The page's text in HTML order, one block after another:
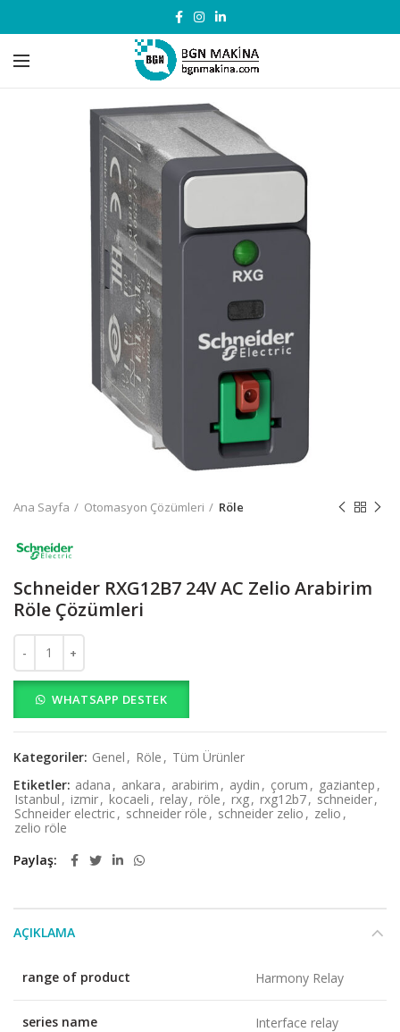
Ana Sayfa Otomasyon Çözümleri Röle
Schneider RXG12B7 24V AC Zelio Arabirim
Röle Çözümleri
Schneider RXG12B7 24V AC Zelio Arabirim Röle Çözümleri adet
WHATSAPP DESTEK
Kategoriler: Genel , Röle , Tüm Ürünler
Etiketler: adana , ankara , arabirim , aydin , çorum , gaziantep ,
Istanbul , izmir, kocaeli , relay, röle , rxg, rxg12b7, schneider,
Schneider electric, schneider röle , schneider zelio , zelio ,
zelio röle
Paylaş
AÇIKLAMA
range of product Harmony Relay
series name Interface relay